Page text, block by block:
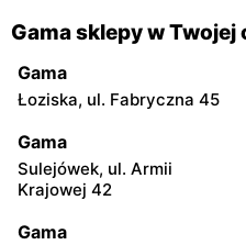
Gama sklepy w Twojej
Gama
Łoziska, ul. Fabryczna 45
Gama
Sulejówek, ul. Armii
Krajowej 42
Gama